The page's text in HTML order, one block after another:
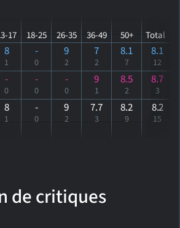
17 18-25 26-35 36-49 50+ Total
8
1
-
0
9
2
7
2
8.1
7
8.1
12
-
0
-
0
-
0
9
1
8.5
2
8.7
3
8
1
-
0
9
2
7.7
3
8.2
9
8.2
15
de critiques